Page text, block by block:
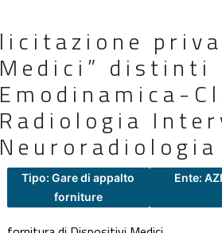
licitazione
Medici” distinti
Emodinamica-
Radiologia
Tipo: Gare di appalto
forniture
Ente: